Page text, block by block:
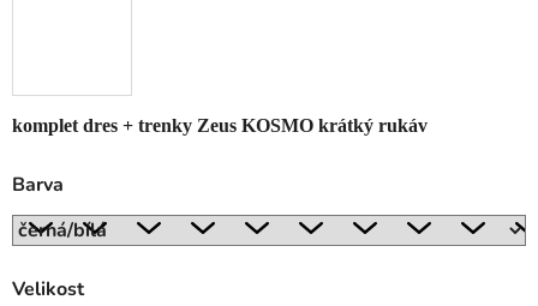
komplet dres + trenky Zeus KOSMO krátký rukáv
Barva
Velikost